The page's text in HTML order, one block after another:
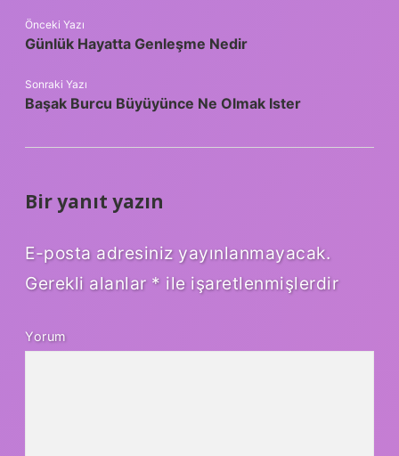
Önceki Yazı
Günlük Hayatta Genleşme Nedir
Sonraki Yazı
Başak Burcu Büyüyünce Ne Olmak Ister
Bir yanıt yazın
E-posta adresiniz yayınlanmayacak.
Gerekli alanlar * ile işaretlenmişlerdir
Yorum